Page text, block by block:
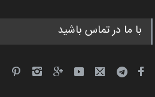
با ما در تماس باشید
ماتیاس تولسا از اسپانیا
کاریکاتور